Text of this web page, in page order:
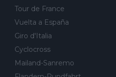
Tour de France
Vuelta a España
Giro d'Italia
Cyclocross
Mailand-Sanremo